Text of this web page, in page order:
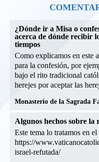
¿Dónde ir a Misa o
acerca de dónde recibir
tiempos
Como explicamos en este
para la confesión, por
bajo el rito tradicional
herejes por aceptar las
Monasterio de la Sagrada
Algunos hechos sobre
Este tema lo tratamos en
https://
israel-refutada/